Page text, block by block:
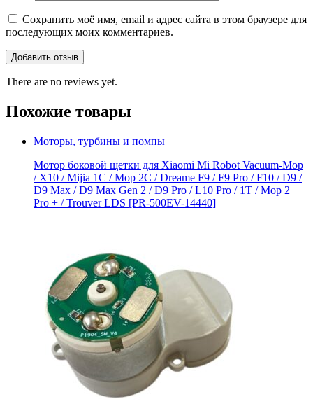
Сохранить моё имя, email и адрес сайта в этом браузере для
последующих моих комментариев.
There are no reviews yet.
Похожие товары
Моторы, турбины и помпы
Мотор боковой щетки для Xiaomi Mi Robot Vacuum-Mop
/ X10 / Mijia 1C / Mop 2C / Dreame F9 / F9 Pro / F10 / D9 /
D9 Max / D9 Мах Gen 2 / D9 Pro / L10 Pro / 1T / Mop 2
Pro + / Trouver LDS [PR-500EV-14440]